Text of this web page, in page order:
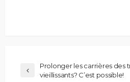
Prolonger les carrières des
vieillissants? C’est possible!